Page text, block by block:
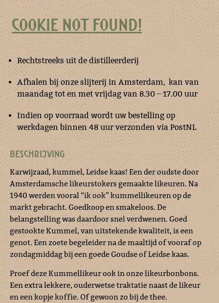
COOKIE NOT FOUND!
Rechtstreeks uit de distilleerderij
Afhalen bij onze slijterij in Amsterdam, kan van
maandag tot en met vrijdag van 8.30 – 17.00 uur
Indien op voorraad wordt uw bestelling op
werkdagen binnen 48 uur verzonden via PostNL
BESCHRIJVING
Karwijzaad, kummel, Leidse kaas! Een der oudste door
Amsterdamsche likeurstokers gemaakte likeuren. Na
1940 werden vooral “ik ook” kummellikeuren op de
markt gebracht. Goedkoop en smakeloos. De
belangstelling was daardoor snel verdwenen. Goed
gestookte Kummel, van uitstekende kwaliteit, is een
genot. Een zoete begeleider na de maaltijd of vooraf op
zondagmiddag bij een goede Goudse of Leidse kaas.
Proef deze Kummellikeur ook in onze likeurbonbons.
Een extra lekkere, ouderwetse traktatie naast de likeur
en een kopje koffie. Of gewoon zo bij de thee.